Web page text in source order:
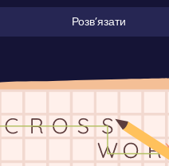
Розвʼязати